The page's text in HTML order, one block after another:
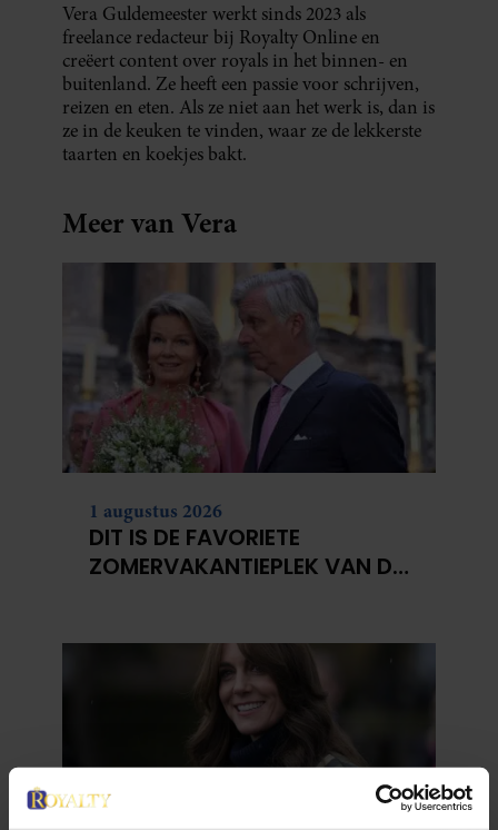
Vera Guldemeester werkt sinds 2023 als
freelance redacteur bij Royalty Online en
creëert content over royals in het binnen- en
buitenland. Ze heeft een passie voor schrijven,
reizen en eten. Als ze niet aan het werk is, dan is
ze in de keuken te vinden, waar ze de lekkerste
taarten en koekjes bakt.
Meer van Vera
1 augustus 2026
DIT IS DE FAVORIETE
ZOMERVAKANTIEPLEK VAN DE